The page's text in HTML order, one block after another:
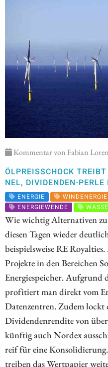
Kommentar von Fabian
ÖLPREISSCHOCK
NEL, DIVIDENDEN-PERLE
ENERGIE WINDENERGIE
ENERGIEWENDE
Wie wichtig Alternativen
diesen Tagen wieder
beispielsweise RE
Projekte in den Bereichen
Energiespeicher.
profitiert man direkt vom
Datenzentren. Zudem
Dividendenrendite von
künftig auch Nordex
reif für eine
treiben das Wertpapier